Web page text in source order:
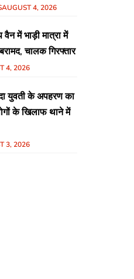
AUGUST 4, 2026
में भाड़ी मात्रा में
चालक गिरफ्तार
4, 2026
युवती के अपहरण का
के खिलाफ थाने में
3, 2026